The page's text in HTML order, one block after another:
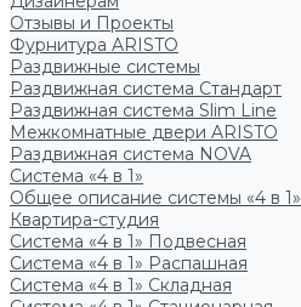
Отзывы и Проекты
Фурнитура ARISTO
Раздвижные системы
Раздвижная система Стандарт
Раздвижная система Slim Line
Межкомнатные двери ARISTO
Раздвижная система NOVA
Система «4 в 1»
Общее описание системы «4 в 1»
Квартира-студия
Система «4 в 1» Подвесная
Система «4 в 1» Распашная
Система «4 в 1» Складная